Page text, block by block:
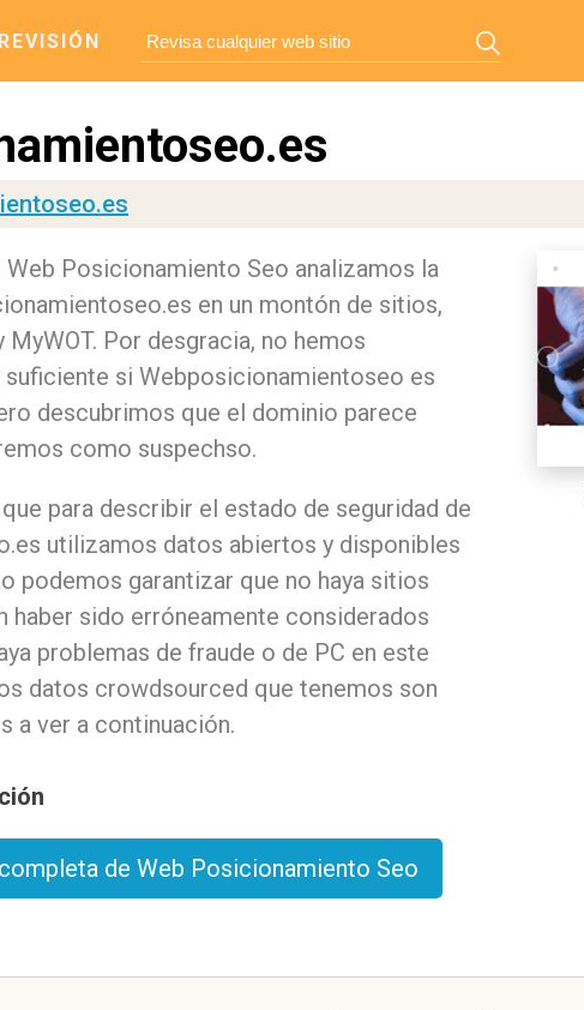
REVISIÓN
Posicionamiento Seo analizamos la
en un montón de sitios,
Por desgracia, no hemos
si Webposicionamientoseo es
descubrimos que el dominio parece
como suspechso.
para describir el estado de seguridad de
utilizamos datos abiertos y disponibles
podemos garantizar que no haya sitios
haber sido erróneamente considerados
problemas de fraude o de PC en este
datos crowdsourced que tenemos son
a ver a continuación.
de Web Posicionamiento Seo